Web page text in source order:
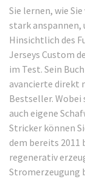
Sie lernen, wie
stark anspannen,
Hinsichtlich des
Jerseys Custom
im Test. Sein
avancierte direkt
Bestseller. Wobei
auch eigene
Stricker können
dem bereits 2011
regenerativ
Stromerzeugung